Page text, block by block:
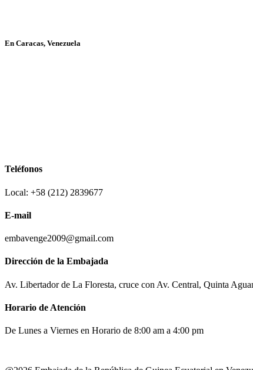
En Caracas, Venezuela
Teléfonos
Local: +58 (212) 2839677
E-mail
embavenge2009@gmail.com
Dirección de la Embajada
Av. Libertador de La Floresta, cruce con Av. Central, Quinta
Horario de Atención
De Lunes a Viernes en Horario de 8:00 am a 4:00 pm